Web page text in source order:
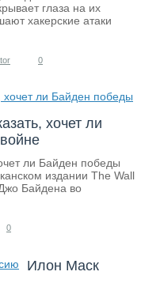
глаза на их
хакерские атаки
0
хочет ли
ли Байден победы
издании The Wall
Байдена во
0
Илон Маск